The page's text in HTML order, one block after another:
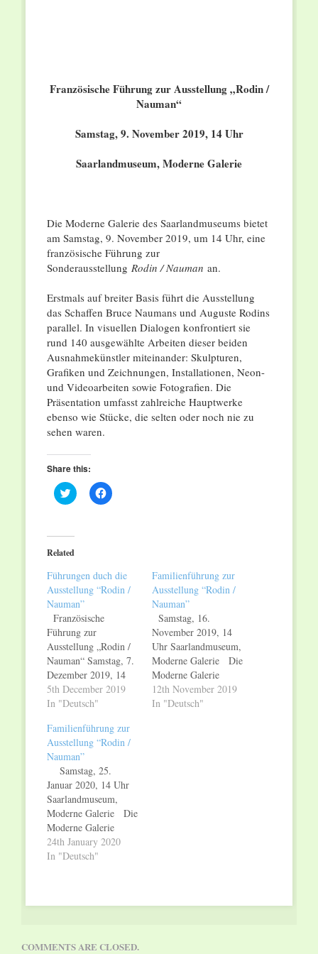
Französische Führung zur Ausstellung „Rodin /
Nauman“
Samstag, 9. November 2019, 14 Uhr
Saarlandmuseum, Moderne Galerie
Die Moderne Galerie des Saarlandmuseums bietet
am Samstag, 9. November 2019, um 14 Uhr, eine
französische Führung zur
Sonderausstellung Rodin / Nauman an.
Erstmals auf breiter Basis führt die Ausstellung
das Schaffen Bruce Naumans und Auguste Rodins
parallel. In visuellen Dialogen konfrontiert sie
rund 140 ausgewählte Arbeiten dieser beiden
Ausnahmekünstler miteinander: Skulpturen,
Grafiken und Zeichnungen, Installationen, Neon-
und Videoarbeiten sowie Fotografien. Die
Präsentation umfasst zahlreiche Hauptwerke
ebenso wie Stücke, die selten oder noch nie zu
sehen waren.
Share this:
Click
to
(Opens
in
new
Click
to
Related
Führungen duch die
Ausstellung “Rodin /
Nauman”
Französische
Führung zur
Ausstellung „Rodin /
Nauman“ Samstag, 7.
Dezember 2019, 14
Uhr Englische
Führung zur
Nauman“ Samstag, 7.
Dezember 2019, 16
Uhr
Saarlandmuseum,
Moderne Galerie Die
Moderne Galerie des
Saarlandmuseums
bietet am Samstag, 7.
Dezember 2019, um
14 Uhr, eine
5th December 2019
In "Deutsch"
Familienführung zur
Ausstellung “Rodin /
Nauman”
Samstag, 16.
November 2019, 14
Uhr Saarlandmuseum,
Moderne Galerie Die
Moderne Galerie
bietet am Samstag,
16. November 2019,
12th November 2019
In "Deutsch"
Familienführung zur
Ausstellung “Rodin /
Nauman”
Samstag, 25.
Januar 2020, 14 Uhr
Saarlandmuseum,
Moderne Galerie Die
Moderne Galerie
bietet am Samstag,
25. Januar 2020, um
ermöglicht die
24th January 2020
In "Deutsch"
COMMENTS ARE CLOSED.